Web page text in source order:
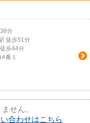
分
徒歩51分
徒歩44分
番１
せん。
合わせはこちら